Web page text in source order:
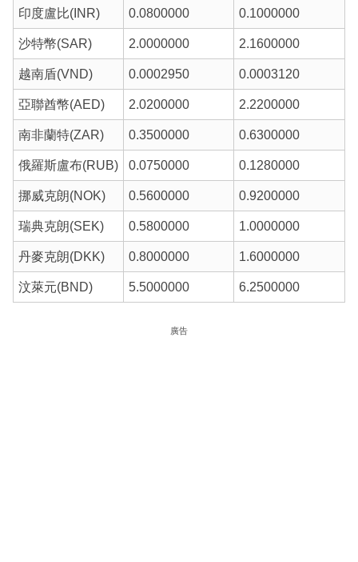
印度盧比(INR) 0.0800000 0.1000000
沙特幣(SAR) 2.0000000 2.1600000
越南盾(VND) 0.0002950 0.0003120
亞聯酋幣(AED) 2.0200000 2.2200000
南非蘭特(ZAR) 0.3500000 0.6300000
俄羅斯盧布(RUB) 0.0750000 0.1280000
挪威克朗(NOK) 0.5600000 0.9200000
瑞典克朗(SEK) 0.5800000 1.0000000
丹麥克朗(DKK) 0.8000000 1.6000000
汶萊元(BND) 5.5000000 6.2500000
廣告